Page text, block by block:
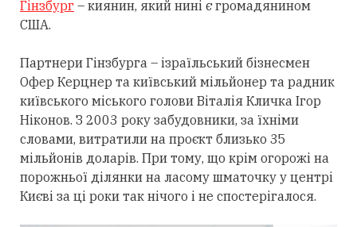
Гінзбург – киянин, який нині є громадянином
США.
Партнери Гінзбурга – ізраїльський бізнесмен
Офер Керцнер та київський мільйонер та радник
київського міського голови Віталія Кличка Ігор
Ніконов. З 2003 року забудовники, за їхніми
словами, витратили на проєкт близько 35
мільйонів доларів. При тому, що крім огорожі на
порожньої ділянки на ласому шматочку у центрі
Києві за ці роки так нічого і не спостерігалося.